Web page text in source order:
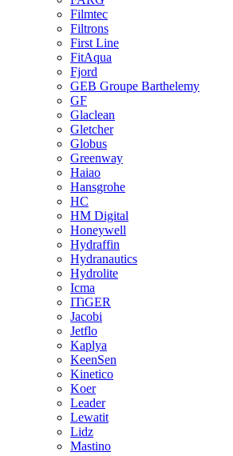
Filmtec
Filtrons
First Line
FitAqua
Fjord
GEB Groupe Barthelemy
GF
Glaclean
Gletcher
Globus
Greenway
Haiao
Hansgrohe
HC
HM Digital
Honeywell
Hydraffin
Hydranautics
Hydrolite
Icma
ITiGER
Jacobi
Jetflo
Kaplya
KeenSen
Kinetico
Koer
Leader
Lewatit
Lidz
Mastino